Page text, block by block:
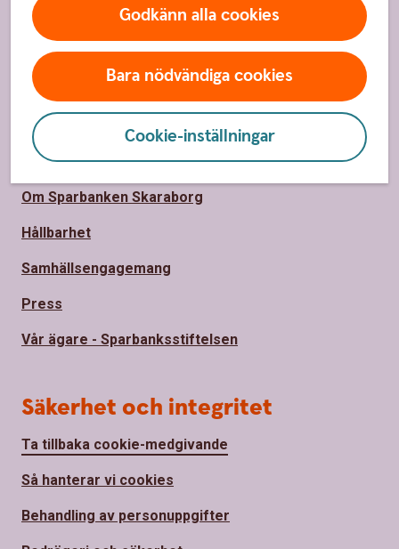
Godkänn alla cookies
Bara nödvändiga cookies
Cookie-inställningar
Hitta bankkontor
Bli kund
Priser, räntor och kurser
Om oss
Om Sparbanken Skaraborg
Hållbarhet
Samhällsengagemang
Press
Vår ägare - Sparbanksstiftelsen
Säkerhet och integritet
Ta tillbaka cookie-medgivande
Så hanterar vi cookies
Behandling av personuppgifter